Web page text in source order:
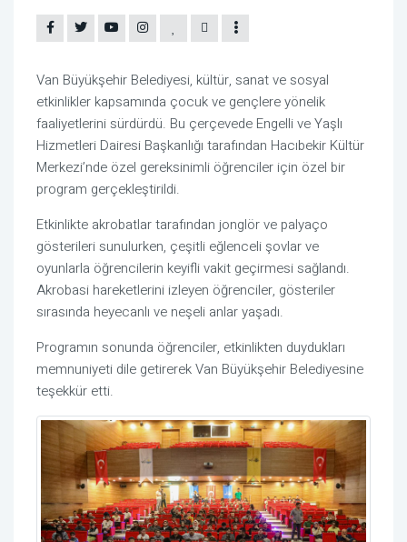
Van Büyükşehir Belediyesi, kültür, sanat ve sosyal
etkinlikler kapsamında çocuk ve gençlere yönelik
faaliyetlerini sürdürdü. Bu çerçevede Engelli ve Yaşlı
Hizmetleri Dairesi Başkanlığı tarafından Hacıbekir Kültür
Merkezi’nde özel gereksinimli öğrenciler için özel bir
program gerçekleştirildi.
Etkinlikte akrobatlar tarafından jonglör ve palyaço
gösterileri sunulurken, çeşitli eğlenceli şovlar ve
oyunlarla öğrencilerin keyifli vakit geçirmesi sağlandı.
Akrobasi hareketlerini izleyen öğrenciler, gösteriler
sırasında heyecanlı ve neşeli anlar yaşadı.
Programın sonunda öğrenciler, etkinlikten duydukları
memnuniyeti dile getirerek Van Büyükşehir Belediyesine
teşekkür etti.